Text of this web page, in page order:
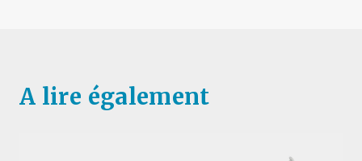
A lire également